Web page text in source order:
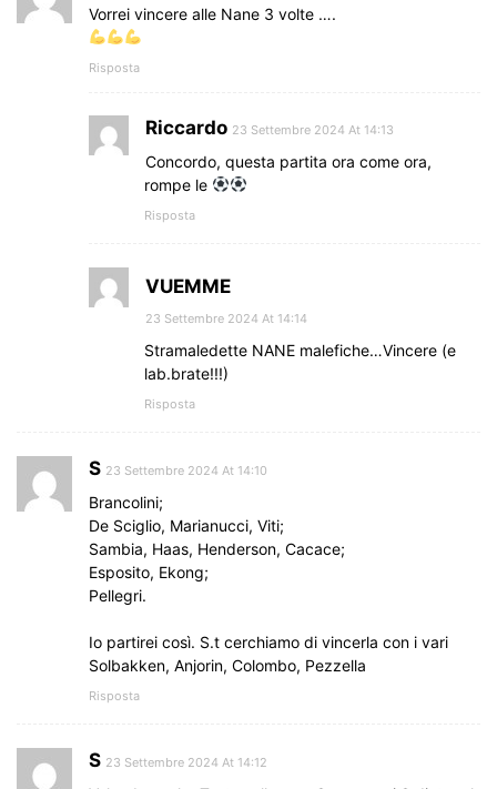
Vorrei vincere alle Nane 3 volte ….
Risposta
Riccardo 23 Settembre 2024 At 14:13
Concordo, questa partita ora come ora,
rompe le
Risposta
VUEMME
23 Settembre 2024 At 14:14
Stramaledette NANE malefiche…Vincere (e
lab.brate!!!)
Risposta
S 23 Settembre 2024 At 14:10
Brancolini;
De Sciglio, Marianucci, Viti;
Sambia, Haas, Henderson, Cacace;
Esposito, Ekong;
Pellegri.
Io partirei così. S.t cerchiamo di vincerla con i vari
Solbakken, Anjorin, Colombo, Pezzella
Risposta
S 23 Settembre 2024 At 14:12